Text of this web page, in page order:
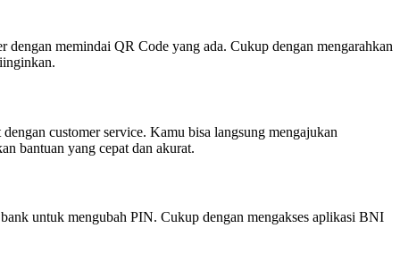
memindai QR Code yang ada. Cukup dengan mengarahkan
customer service. Kamu bisa langsung mengajukan
bantuan yang cepat dan akurat.
untuk mengubah PIN. Cukup dengan mengakses aplikasi BNI